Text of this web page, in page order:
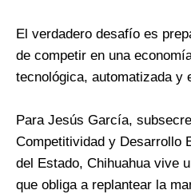
El verdadero desafío es
de competir en una
tecnológica, automatizada y
Para Jesús García,
Competitividad y Desarrollo
del Estado, Chihuahua vive
que obliga a replantear la